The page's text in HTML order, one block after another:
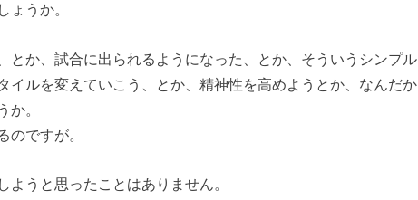
ょうか。
とか、試合に出られるようになった、とか、そういうシンプル
イルを変えていこう、とか、精神性を高めようとか、なんだか
か。
のですが。
うと思ったことはありません。